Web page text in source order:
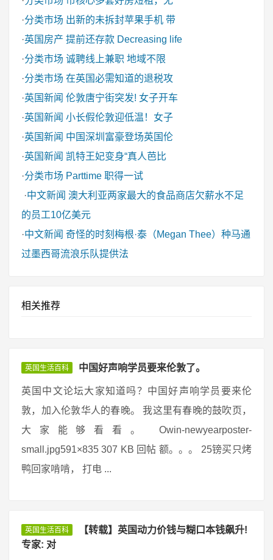
·分类市场 出新的未拆封苹果手机 带
·英国房产 提前还存款 Decreasing life
·分类市场 诚聘线上兼职 地域不限
·分类市场 在英国必需知道的退税攻
·英国新闻 伦敦唐宁街突发! 女子开车
·英国新闻 小长假伦敦迎低温！女子
·英国新闻 中国深圳富豪登场英国伦
·英国新闻 凯特王妃变身“真人芭比
·分类市场 Parttime 职得一试
·中文新闻 澳大利亚两家最大的食品商店欠薪水不足
的员工10亿美元
·中文新闻 奇怪的时刻梅根·泰（Megan Thee）种马通
过墨西哥流浪乐队提供法
相关推荐
英国生活百科 中国好声响学员要来伦敦了。
英国中文论坛大家知道吗？中国好声响学员要来伦
敦，加入伦敦华人的春晚。 我这里有春晚的鼓吹页，
大家能够看看。 Owin-newyearposter-
small.jpg591×835 307 KB 回帖 额。。。 25镑买只烤
鸭回家啃啃， 打电 ...
英国生活百科
【转载】英国动力价钱与糊口本钱飙升!
专家: 对